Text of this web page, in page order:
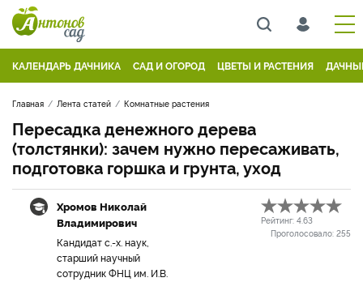
КАЛЕНДАРЬ ДАЧНИКА САД И ОГОРОД ЦВЕТЫ И РАСТЕНИЯ
Главная Лента статей Комнатные растения
Пересадка денежного дерева
(толстянки): зачем нужно пересаживать,
подготовка горшка и грунта, уход
Хромов Николай
Владимирович
Кандидат с.-х. наук,
старший научный
сотрудник ФНЦ им. И.В.
Рейтинг: 4.63
Проголосовало: 255